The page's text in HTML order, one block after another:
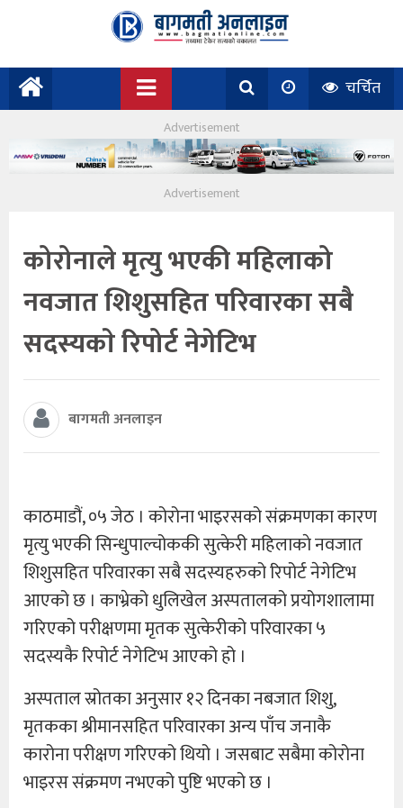
चर्चित
कोरोनाले मृत्यु भएकी महिलाको
नवजात शिशुसहित परिवारका सबै
सदस्यकाे रिपोर्ट नेगेटिभ
बागमती अनलाइन
काठमाडौं, ०५ जेठ । कोरोना भाइरसको संक्रमणका कारण
मृत्यु भएकी सिन्धुपाल्चोककी सुत्केरी महिलाकाे नवजात
शिशुसहित परिवारका सबै सदस्यहरुको रिपोर्ट नेगेटिभ
आएको छ । काभ्रेको धुलिखेल अस्पतालको प्रयोगशालामा
गरिएको परीक्षणमा मृतक सुत्केरीको परिवारका ५
सदस्यकै रिपोर्ट नेगेटिभ आएको हो ।
अस्पताल स्रोतका अनुसार १२ दिनका नबजात शिशु,
मृतकका श्रीमानसहित परिवारका अन्य पाँच जनाकै
कारोना परीक्षण गरिएको थियो । जसबाट सबैमा कोरोना
भाइरस संक्रमण नभएको पुष्टि भएको छ ।